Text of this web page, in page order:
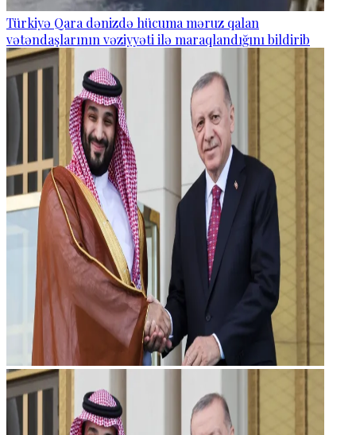
Türkiyə Qara dənizdə hücuma məruz qalan
vətəndaşlarının vəziyyəti ilə maraqlandığını bildirib